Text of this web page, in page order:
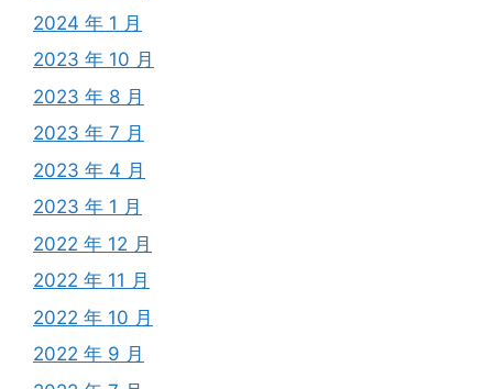
2024 年 1 月
2023 年 10 月
2023 年 8 月
2023 年 7 月
2023 年 4 月
2023 年 1 月
2022 年 12 月
2022 年 11 月
2022 年 10 月
2022 年 9 月